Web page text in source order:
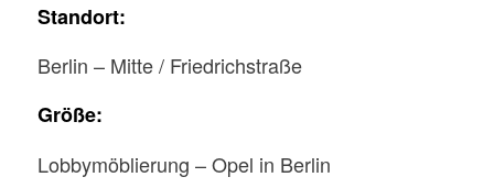
Standort:
Berlin – Mitte / Friedrichstraße
Größe:
Lobbymöblierung – Opel in Berlin